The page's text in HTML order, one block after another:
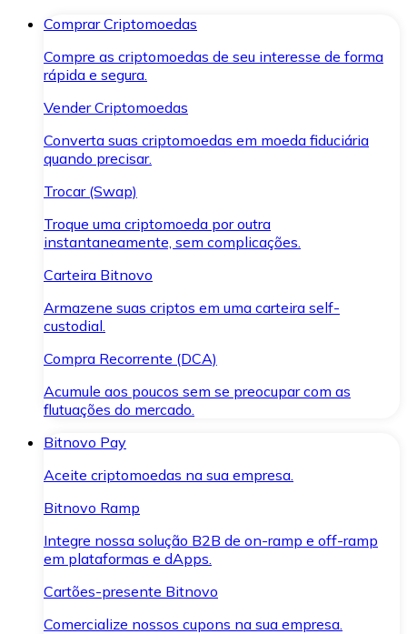
Comprar Criptomoedas
Compre as criptomoedas de seu interesse de forma
rápida e segura.
Vender Criptomoedas
Converta suas criptomoedas em moeda fiduciária
quando precisar.
Trocar (Swap)
Troque uma criptomoeda por outra
instantaneamente, sem complicações.
Carteira Bitnovo
Armazene suas criptos em uma carteira self-
custodial.
Compra Recorrente (DCA)
Acumule aos poucos sem se preocupar com as
flutuações do mercado.
Bitnovo Pay
Aceite criptomoedas na sua empresa.
Bitnovo Ramp
Integre nossa solução B2B de on-ramp e off-ramp
em plataformas e dApps.
Cartões-presente Bitnovo
Comercialize nossos cupons na sua empresa.